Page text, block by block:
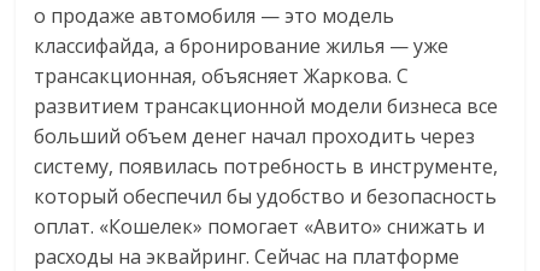
о продаже автомобиля — это модель
классифайда, а бронирование жилья — уже
трансакционная, объясняет Жаркова. С
развитием трансакционной модели бизнеса все
больший объем денег начал проходить через
систему, появилась потребность в инструменте,
который обеспечил бы удобство и безопасность
оплат. «Кошелек» помогает «Авито» снижать и
расходы на эквайринг. Сейчас на платформе